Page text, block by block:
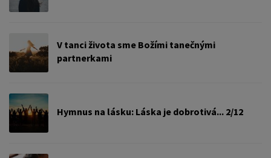
V tanci života sme Božími tanečnými
partnerkami
Hymnus na lásku: Láska je dobrotivá... 2/12